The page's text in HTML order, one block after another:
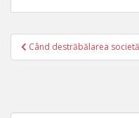
Post
navigation
Când destrăbălarea